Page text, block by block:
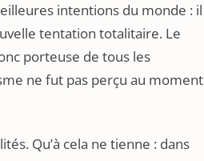
intentions du monde : il
tentation totalitaire. Le
porteuse de tous les
ne fut pas perçu au moment
Qu’à cela ne tienne : dans